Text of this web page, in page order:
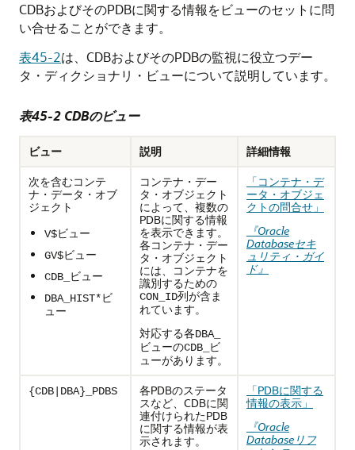
CDBおよびそのPDBに関する情報をビューのセットに問
い合せることができます。
表45-2は、CDBおよびそのPDBの監視に役立つデー
タ・ディクショナリ・ビューについて説明しています。
表45-2 CDBのビュー
ビュー 説明
詳細情報
次を含むコンテ
ナ・データ・オブ
ジェクト
V$ビュー
GV$ビュー
CDB_ ビュー
DBA_HIST*ビ
ュー
コンテナ・デー
タ・オブジェクト
によって、複数の
PDBに関する情報
を表示できます。
各コンテナ・デー
タ・オブジェクト
には、コンテナを
識別するための
CON_ID列が含ま
れています。
対応する各DBA_
ビューのCDB_
ビ
ューがあります。
「コンテナ・デ
ータ・オブジェ
クトの問合せ」
『Oracle
Databaseセキ
ュリティ・ガイ
ド』
{CDB|DBA}_PDBS
各PDBのステータ
スなど、CDBに関
連付けられたPDB
に関する情報が表
示されます。
「PDBに関する
情報の表示」
『Oracle
Databaseリフ